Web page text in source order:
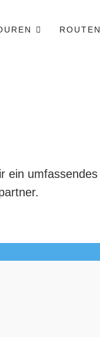
ROUTEN
ein umfassendes